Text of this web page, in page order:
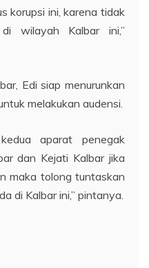
korupsi ini, karena tidak
wilayah Kalbar ini,”
Edi siap menurunkan
melakukan audensi.
aparat penegak
dan Kejati Kalbar jika
maka tolong tuntaskan
di Kalbar ini,” pintanya.